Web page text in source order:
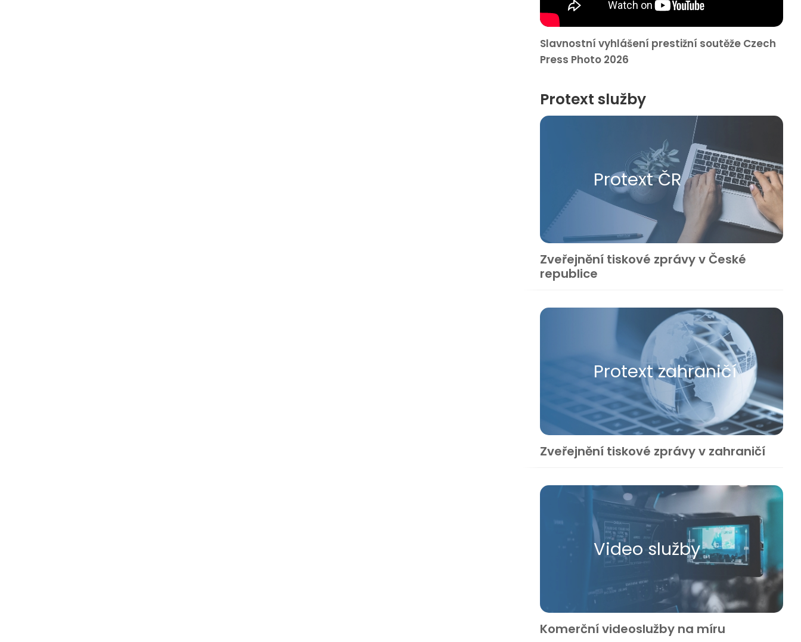
Slavnostní vyhlášení prestižní soutěže Czech
Press Photo 2026
Protext služby
Protext ČR
Zveřejnění tiskové zprávy v České
republice
Protext zahraničí
Zveřejnění tiskové zprávy v zahraničí
Video služby
Komerční videoslužby na míru